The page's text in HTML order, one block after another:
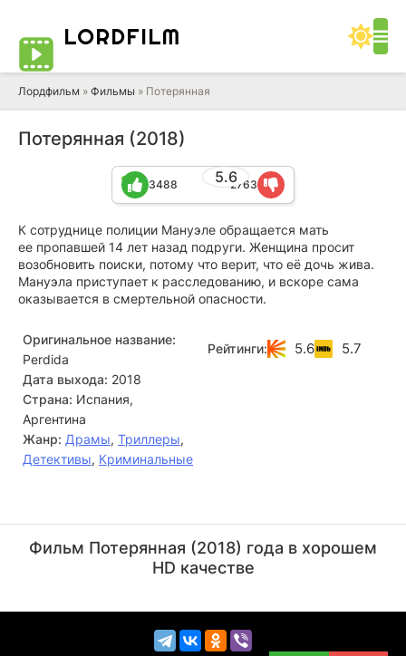
LORDFILM
Лордфильм » Фильмы » Потерянная
Потерянная (2018)
5.6
3488 2763
К сотруднице полиции Мануэле обращается мать
ее пропавшей 14 лет назад подруги. Женщина просит
возобновить поиски, потому что верит, что её дочь жива.
Мануэла приступает к расследованию, и вскоре сама
оказывается в смертельной опасности.
Оригинальное название:
Perdida
Дата выхода: 2018
Страна: Испания,
Аргентина
Жанр: Драмы, Триллеры,
Детективы, Криминальные
Рейтинги: 5.6 5.7
(Egipcio)
(Sirena / Nadine)
Фильм Потерянная (2018) года в хорошем
HD качестве